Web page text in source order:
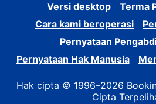
Versi desktop
Terma
Cara kami beroperasi
Pernyataan
Pernyataan Hak Manusia
Hak cipta © 1996–2026
Cipta